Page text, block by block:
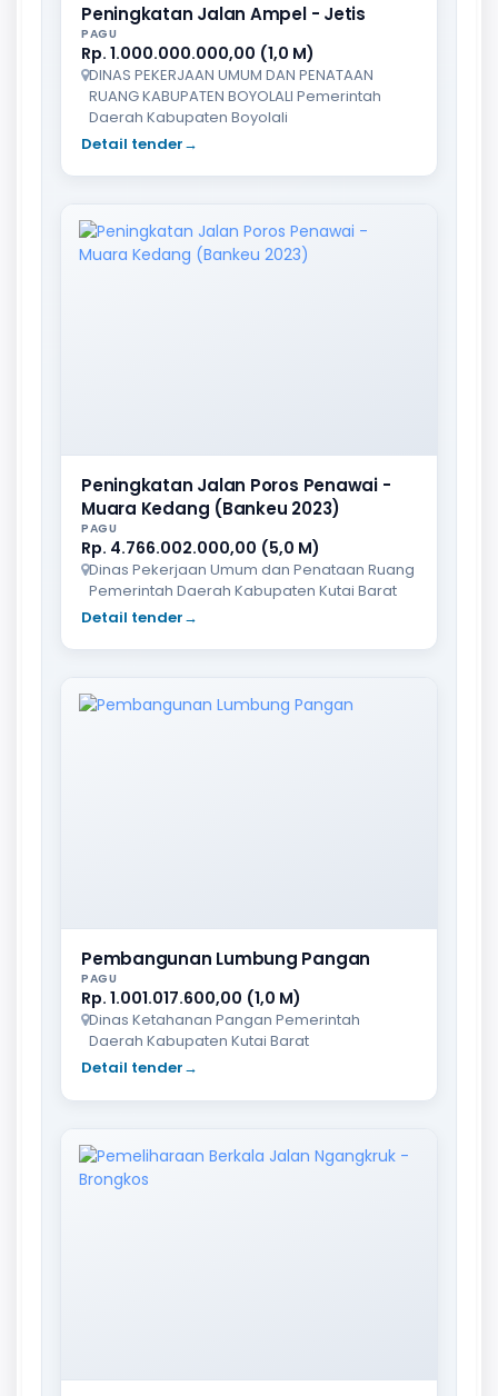
Peningkatan Jalan Ampel - Jetis
PAGU
Rp. 1.000.000.000,00 (1,0 M)
DINAS PEKERJAAN UMUM DAN PENATAAN
RUANG KABUPATEN BOYOLALI Pemerintah
Daerah Kabupaten Boyolali
Detail tender→
Peningkatan Jalan Poros Penawai -
Muara Kedang (Bankeu 2023)
PAGU
Rp. 4.766.002.000,00 (5,0 M)
Dinas Pekerjaan Umum dan Penataan Ruang
Pemerintah Daerah Kabupaten Kutai Barat
Detail tender→
Pembangunan Lumbung Pangan
PAGU
Rp. 1.001.017.600,00 (1,0 M)
Dinas Ketahanan Pangan Pemerintah
Daerah Kabupaten Kutai Barat
Detail tender→